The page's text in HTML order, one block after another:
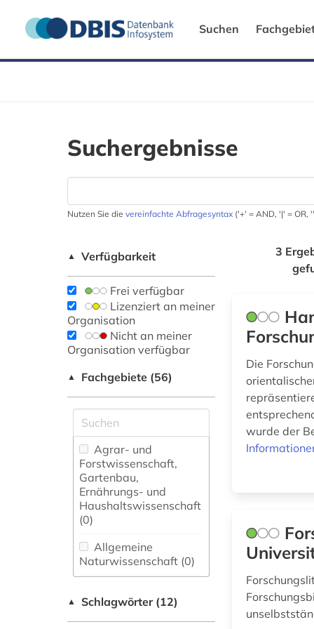
Suchen
Suchergebnisse
Nutzen Sie die vereinfachte Abfragesyntax ('+' = AND, '|' = OR,
▲ Verfügbarkeit
Frei verfügbar
Lizenziert an meiner
Organisation
Nicht an meiner
Organisation verfügbar
▲ Fachgebiete (56)
Agrar- und
Forstwissenschaft,
Gartenbau,
Ernährungs- und
Haushaltswissenschaft
(0)
Allgemeine
Naturwissenschaft (0)
fachübergreifende
▲ Schlagwörter (12)
3
Die
wurde der